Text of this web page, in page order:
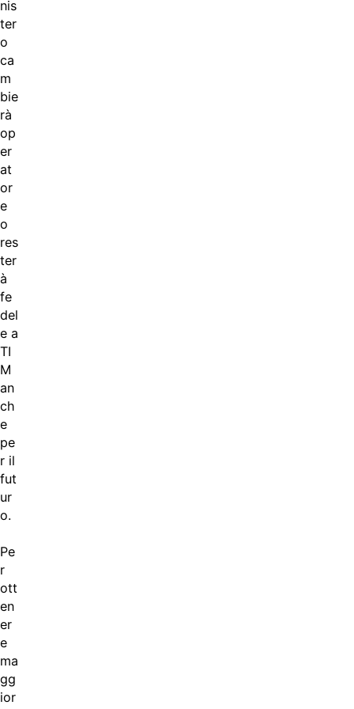
nis
ter
o
ca
m
bie
rà
op
er
at
or
e
o
res
ter
à
fe
del
e a
TI
M
an
ch
e
pe
r il
fut
ur
o.
Pe
r
ott
en
er
e
ma
gg
ior